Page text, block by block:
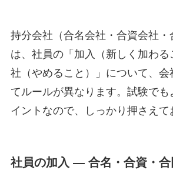
持分会社（合名会社・合資会社・
は、社員の「加入（新しく加わる
社（やめること）」について、会
てルールが異なります。試験でも
イントなので、しっかり押さえて
社員の加入 ― 合名・合資・合